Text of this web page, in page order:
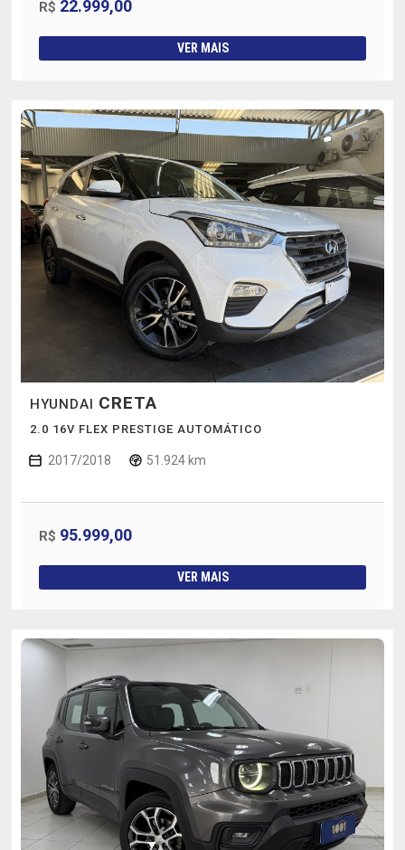
R$ 22.999,00
VER MAIS
HYUNDAI CRETA
2.0 16V FLEX PRESTIGE AUTOMÁTICO
2017/2018 51.924 km
R$ 95.999,00
VER MAIS